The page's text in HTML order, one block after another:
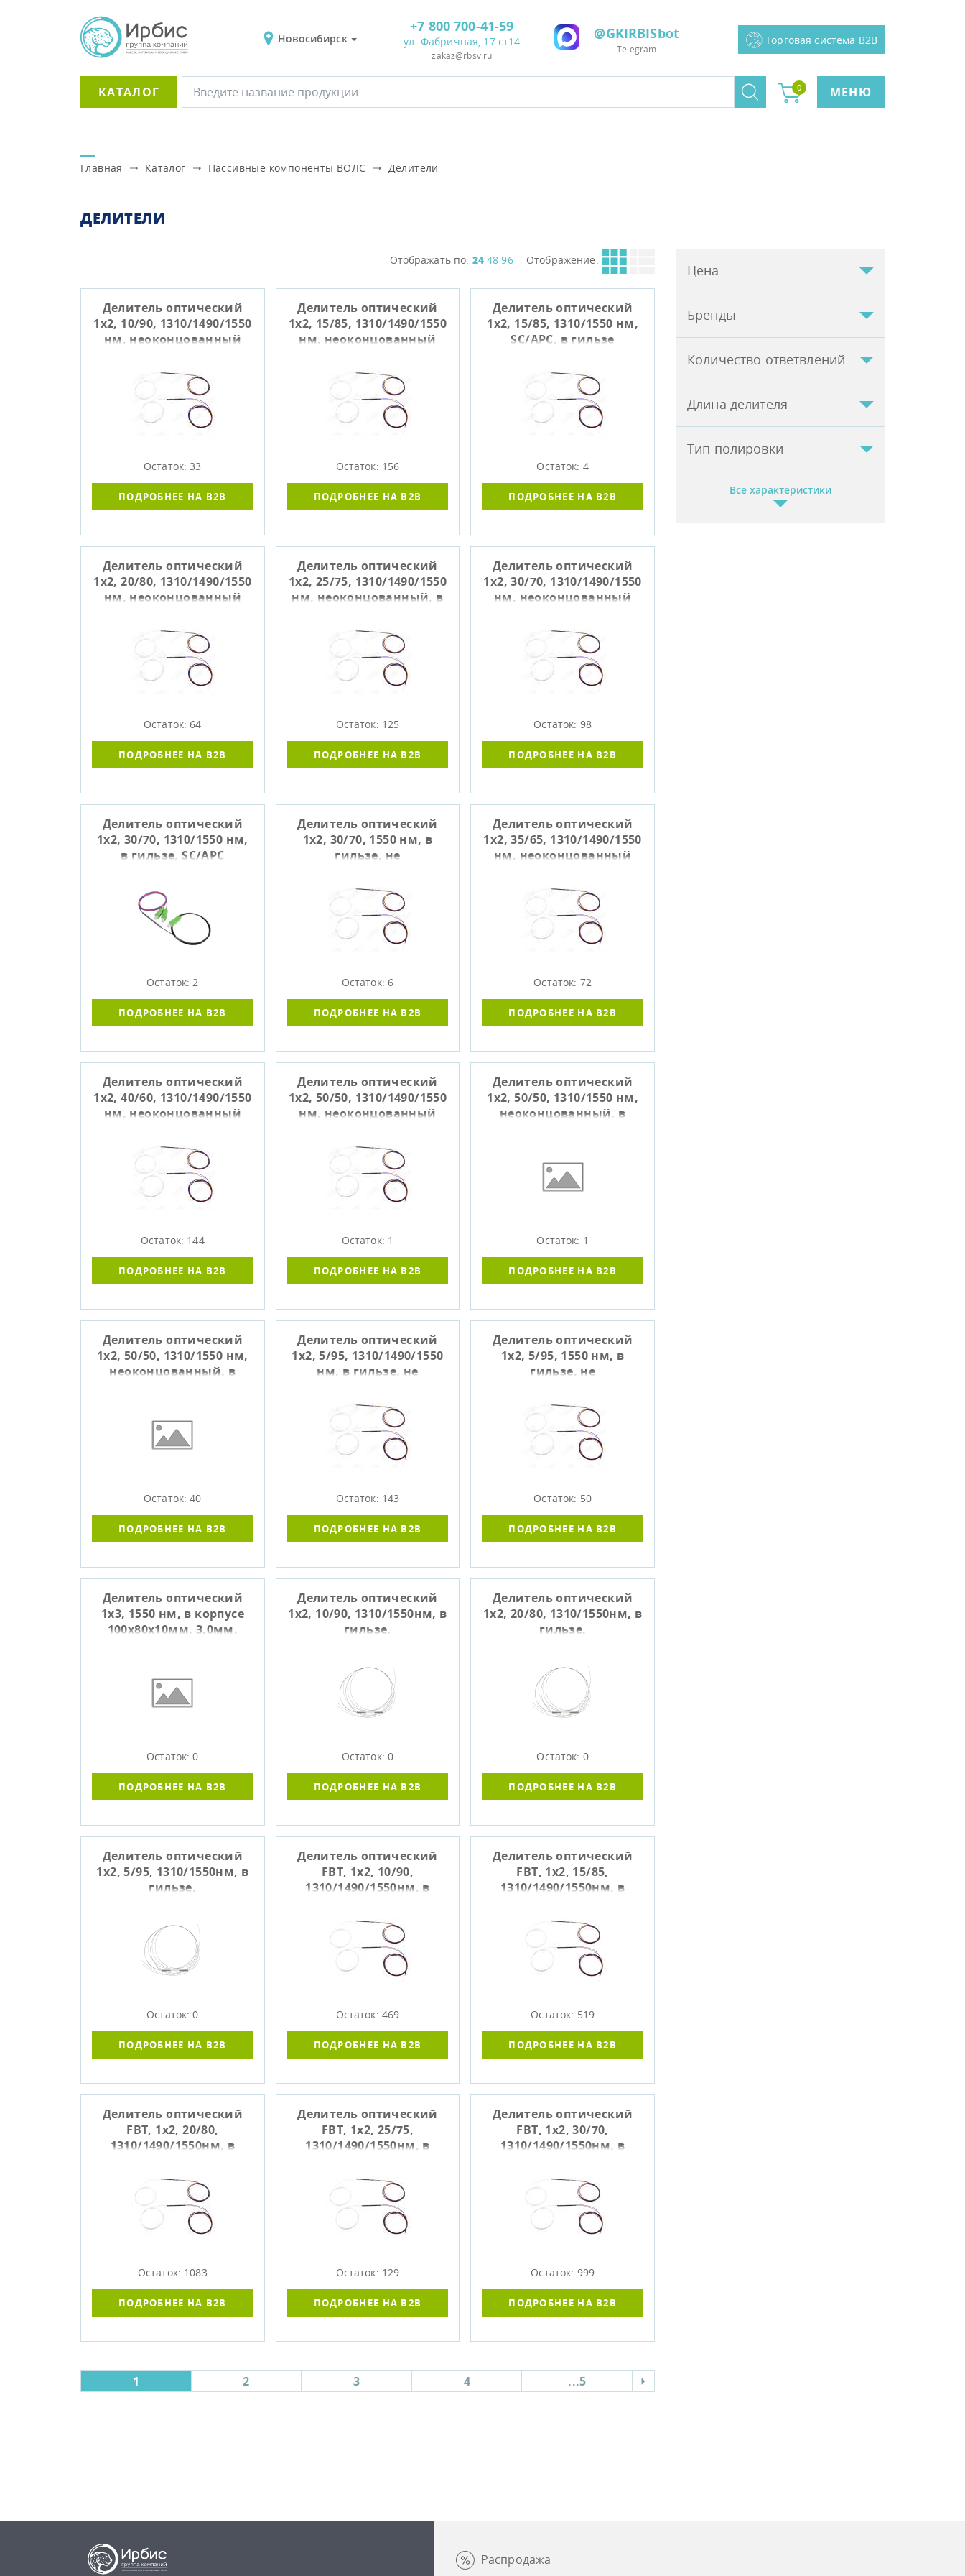
Новосибирск
+7 800 700-41-59
ул. Фабричная, 17 ст14
zakaz@rbsv.ru
@GKIRBISbot
Telegram
Торговая система B2B
КАТАЛОГ 0 МЕНЮ
Главная Каталог Пассивные компоненты ВОЛС Делители
Цена
Бренды
Количество ответвлений
Длина делителя
Тип полировки
Все характеристики
ДЕЛИТЕЛИ
Отображать по: 24 48 96 Отображение:
Делитель оптический
1x2, 10/90, 1310/1490/1550
нм, неоконцованный
Остаток: 33
ПОДРОБНЕЕ НА B2B
Делитель оптический
1x2, 15/85, 1310/1490/1550
нм, неоконцованный
Остаток: 156
ПОДРОБНЕЕ НА B2B
Делитель оптический
1x2, 15/85, 1310/1550 нм,
SC/APC, в гильзе
Остаток: 4
ПОДРОБНЕЕ НА B2B
Делитель оптический
1x2, 20/80, 1310/1490/1550
нм, неоконцованный
Остаток: 64
ПОДРОБНЕЕ НА B2B
Делитель оптический
1x2, 25/75, 1310/1490/1550
нм, неоконцованный, в
Остаток: 125
ПОДРОБНЕЕ НА B2B
Делитель оптический
1x2, 30/70, 1310/1490/1550
нм, неоконцованный
Остаток: 98
ПОДРОБНЕЕ НА B2B
Делитель оптический
1x2, 30/70, 1310/1550 нм,
в гильзе, SC/APC
Остаток: 2
ПОДРОБНЕЕ НА B2B
Делитель оптический
1x2, 30/70, 1550 нм, в
гильзе, не
Остаток: 6
ПОДРОБНЕЕ НА B2B
Делитель оптический
1x2, 35/65, 1310/1490/1550
нм, неоконцованный
Остаток: 72
ПОДРОБНЕЕ НА B2B
Делитель оптический
1x2, 40/60, 1310/1490/1550
нм, неоконцованный
Остаток: 144
ПОДРОБНЕЕ НА B2B
Делитель оптический
1x2, 50/50, 1310/1490/1550
нм, неоконцованный
Остаток: 1
ПОДРОБНЕЕ НА B2B
Делитель оптический
1x2, 50/50, 1310/1550 нм,
неоконцованный, в
Остаток: 1
ПОДРОБНЕЕ НА B2B
Делитель оптический
1x2, 50/50, 1310/1550 нм,
неоконцованный, в
Остаток: 40
ПОДРОБНЕЕ НА B2B
Делитель оптический
1x2, 5/95, 1310/1490/1550
нм, в гильзе, не
Остаток: 143
ПОДРОБНЕЕ НА B2B
Делитель оптический
1x2, 5/95, 1550 нм, в
гильзе, не
Остаток: 50
ПОДРОБНЕЕ НА B2B
Делитель оптический
1x3, 1550 нм, в корпусе
100х80х10мм, 3,0мм,
Остаток: 0
ПОДРОБНЕЕ НА B2B
Делитель оптический
1х2, 10/90, 1310/1550нм, в
гильзе,
Остаток: 0
ПОДРОБНЕЕ НА B2B
Делитель оптический
1х2, 20/80, 1310/1550нм, в
гильзе,
Остаток: 0
ПОДРОБНЕЕ НА B2B
Делитель оптический
1х2, 5/95, 1310/1550нм, в
гильзе,
Остаток: 0
ПОДРОБНЕЕ НА B2B
Делитель оптический
FBT, 1x2, 10/90,
1310/1490/1550нм, в
(-40..+85C), SIBVOLS P-309
Остаток: 469
ПОДРОБНЕЕ НА B2B
Делитель оптический
FBT, 1x2, 15/85,
1310/1490/1550нм, в
оконцованный
(-40..+85C), SIBVOLS P-310
Остаток: 519
ПОДРОБНЕЕ НА B2B
Делитель оптический
FBT, 1x2, 20/80,
1310/1490/1550нм, в
оконцованный
(-40..+85C), SIBVOLS P-311
Остаток: 1083
ПОДРОБНЕЕ НА B2B
Делитель оптический
FBT, 1x2, 25/75,
1310/1490/1550нм, в
оконцованный
(-40..+85C), SIBVOLS P-312
Остаток: 129
ПОДРОБНЕЕ НА B2B
Делитель оптический
FBT, 1x2, 30/70,
1310/1490/1550нм, в
оконцованный
(-40..+85C), SIBVOLS P-313
Остаток: 999
ПОДРОБНЕЕ НА B2B
1 2 3 4 ...5
Распродажа